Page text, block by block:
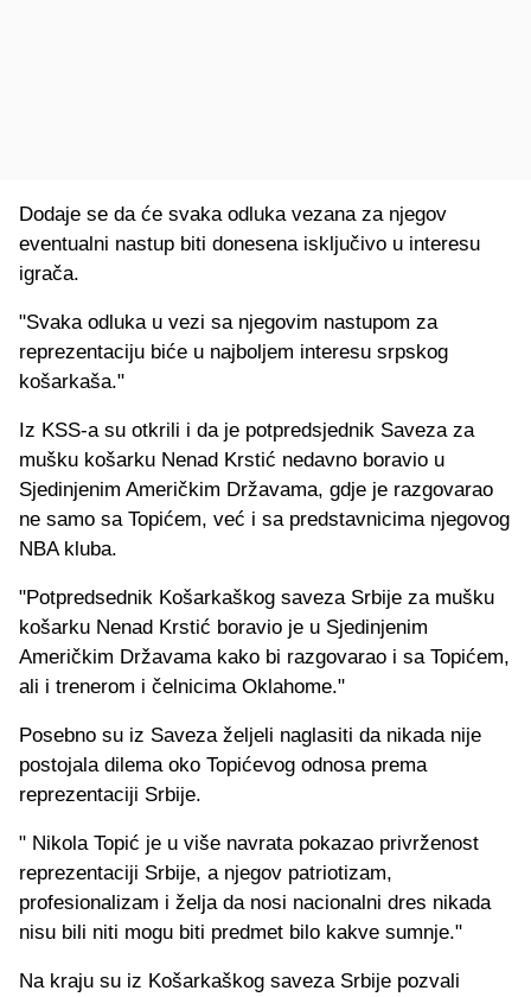
Dodaje se da će svaka odluka vezana za njegov
eventualni nastup biti donesena isključivo u interesu
igrača.
"Svaka odluka u vezi sa njegovim nastupom za
reprezentaciju biće u najboljem interesu srpskog
košarkaša."
Iz KSS-a su otkrili i da je potpredsjednik Saveza za
mušku košarku Nenad Krstić nedavno boravio u
Sjedinjenim Američkim Državama, gdje je razgovarao
ne samo sa Topićem, već i sa predstavnicima njegovog
NBA kluba.
"Potpredsednik Košarkaškog saveza Srbije za mušku
košarku Nenad Krstić boravio je u Sjedinjenim
Američkim Državama kako bi razgovarao i sa Topićem,
ali i trenerom i čelnicima Oklahome."
Posebno su iz Saveza željeli naglasiti da nikada nije
postojala dilema oko Topićevog odnosa prema
reprezentaciji Srbije.
" Nikola Topić je u više navrata pokazao privrženost
reprezentaciji Srbije, a njegov patriotizam,
profesionalizam i želja da nosi nacionalni dres nikada
nisu bili niti mogu biti predmet bilo kakve sumnje."
Na kraju su iz Košarkaškog saveza Srbije pozvali